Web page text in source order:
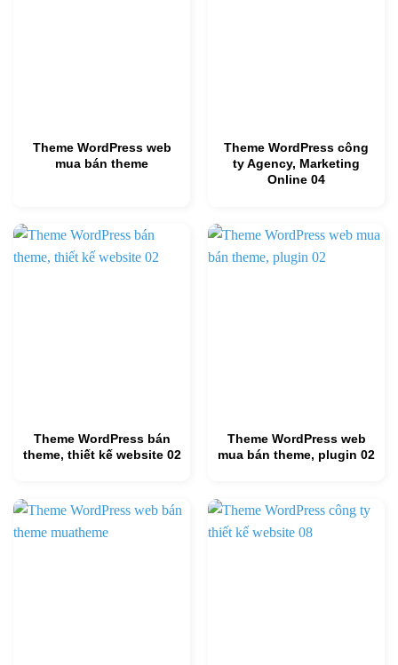
Theme WordPress web
mua bán theme
Theme WordPress công
ty Agency, Marketing
Online 04
Theme WordPress bán
theme, thiết kế website 02
Theme WordPress web
mua bán theme, plugin 02